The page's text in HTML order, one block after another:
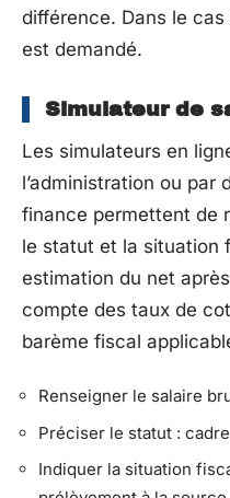
différence. Dans le
est demandé.
Simulateur de
Les simulateurs en
l’administration ou par
finance permettent de
le statut et la situation
estimation du net
compte des taux de
barème fiscal
Renseigner le salaire
Préciser le statut :
Indiquer la situation